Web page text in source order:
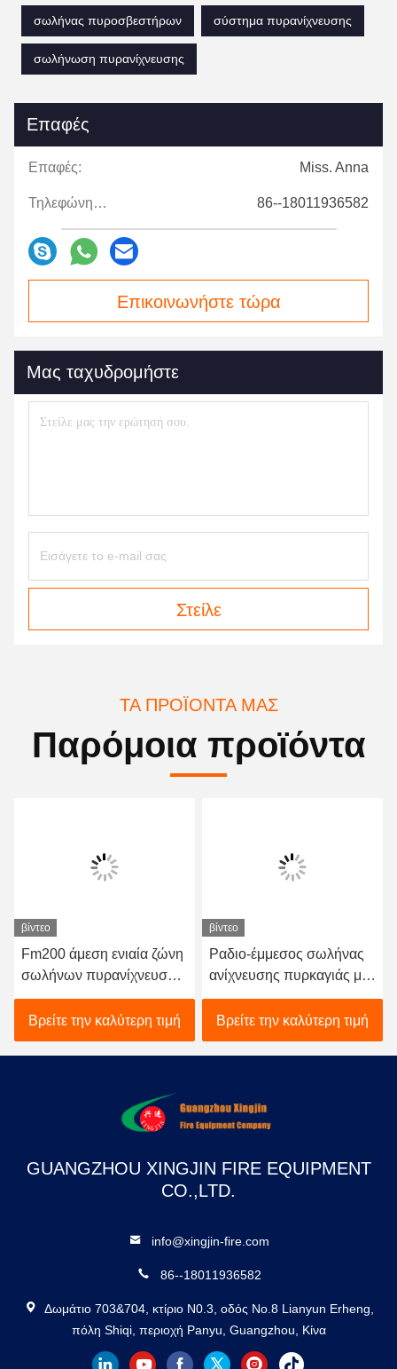
σωλήνας πυροσβεστήρων
σύστημα πυρανίχνευσης
σωλήνωση πυρανίχνευσης
Επαφές
Επαφές: Miss. Anna
Τηλεφώνημα: 86--18011936582
Επικοινωνήστε τώρα
Μας ταχυδρομήστε
Στείλε
ΤΑ ΠΡΟΪΌΝΤΑ ΜΑΣ
Παρόμοια προϊόντα
βίντεο
Fm200 άμεση ενιαία ζώνη
σωλήνων πυρανίχνευσης
τύπων για το δωμάτιο/το
κέντρο δεδομένων
κεντρικών υπολογιστών
Βρείτε την καλύτερη τιμή
βίντεο
Ραδιο-έμμεσος σωλήνας
ανίχνευσης πυρκαγιάς με
διοξείδιο του άνθρακα
5.7Mpa Εργασιακή πίεση
Υψηλή ποιότητα Φθηνή
τιμή
Βρείτε την καλύτερη τιμή
GUANGZHOU XINGJIN FIRE EQUIPMENT
CO.,LTD.
info@xingjin-fire.com
86--18011936582
Δωμάτιο 703&704, κτίριο N0.3, οδός No.8 Lianyun Erheng,
πόλη Shiqi, περιοχή Panyu, Guangzhou, Κίνα